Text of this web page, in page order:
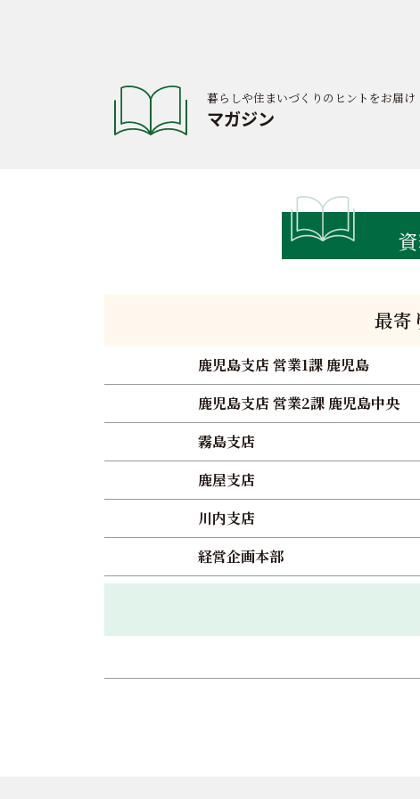
暮らしや住まいづくりのヒントをお届け
マガジン
最寄
鹿児島支店 営業1課 鹿児島
鹿児島支店 営業2課 鹿児島中央
霧島支店
鹿屋支店
川内支店
経営企画本部